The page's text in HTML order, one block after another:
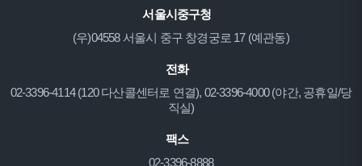
서울시중구청
(우)04558 서울시 중구 창경궁로 17 (예관동)
전화
02-3396-4114 (120 다산콜센터로 연결), 02-3396-4000 (야간, 공휴일/당
직실)
팩스
02-3396-8888